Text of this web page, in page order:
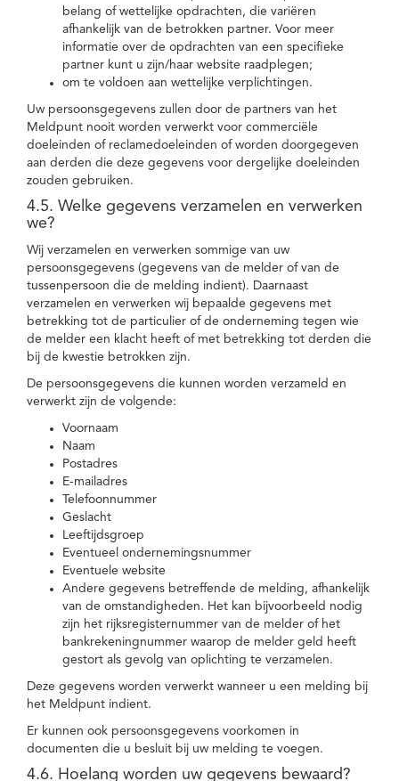
belang of wettelijke opdrachten, die variëren
afhankelijk van de betrokken partner. Voor meer
informatie over de opdrachten van een specifieke
partner kunt u zijn/haar website raadplegen;
om te voldoen aan wettelijke verplichtingen.
Uw persoonsgegevens zullen door de partners van het
Meldpunt nooit worden verwerkt voor commerciële
doeleinden of reclamedoeleinden of worden doorgegeven
aan derden die deze gegevens voor dergelijke doeleinden
zouden gebruiken.
4.5. Welke gegevens verzamelen en verwerken
we?
Wij verzamelen en verwerken sommige van uw
persoonsgegevens (gegevens van de melder of van de
tussenpersoon die de melding indient). Daarnaast
verzamelen en verwerken wij bepaalde gegevens met
betrekking tot de particulier of de onderneming tegen wie
de melder een klacht heeft of met betrekking tot derden die
bij de kwestie betrokken zijn.
De persoonsgegevens die kunnen worden verzameld en
verwerkt zijn de volgende:
Voornaam
Naam
Postadres
E-mailadres
Telefoonnummer
Geslacht
Leeftijdsgroep
Eventueel ondernemingsnummer
Eventuele website
Andere gegevens betreffende de melding, afhankelijk
van de omstandigheden. Het kan bijvoorbeeld nodig
zijn het rijksregisternummer van de melder of het
bankrekeningnummer waarop de melder geld heeft
gestort als gevolg van oplichting te verzamelen.
Deze gegevens worden verwerkt wanneer u een melding bij
het Meldpunt indient.
Er kunnen ook persoonsgegevens voorkomen in
documenten die u besluit bij uw melding te voegen.
4.6. Hoelang worden uw gegevens bewaard?